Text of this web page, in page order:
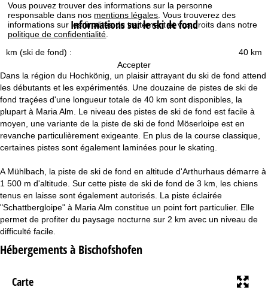
Vous pouvez trouver des informations sur la personne
responsable dans nos mentions légales . Vous trouverez des
informations sur les finalités du traitement et vos droits dans notre
politique de confidentialité
Accepter
g
e
d
u
e
i
l
Informations sur le ski de fond
40 km
km (ski de fond) :
Dans la région du Hochkönig, un plaisir attrayant du ski de fond attend
les débutants et les expérimentés. Une douzaine de pistes de ski de
fond traçées d'une longueur totale de 40 km sont disponibles, la
plupart à Maria Alm. Le niveau des pistes de ski de fond est facile à
moyen, une variante de la piste de ski de fond Möserloipe est en
revanche particulièrement exigeante. En plus de la course classique,
certaines pistes sont également laminées pour le skating.
A Mühlbach, la piste de ski de fond en altitude d'Arthurhaus démarre à
1 500 m d'altitude. Sur cette piste de ski de fond de 3 km, les chiens
tenus en laisse sont également autorisés. La piste éclairée
"Schattbergloipe" à Maria Alm constitue un point fort particulier. Elle
permet de profiter du paysage nocturne sur 2 km avec un niveau de
difficulté facile.
Hébergements à Bischofshofen
Carte